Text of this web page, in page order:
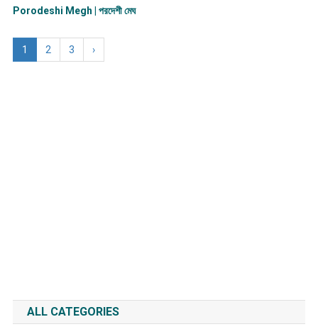
Porodeshi Megh | পরদেশী মেঘ
1 2 3 ›
ALL CATEGORIES